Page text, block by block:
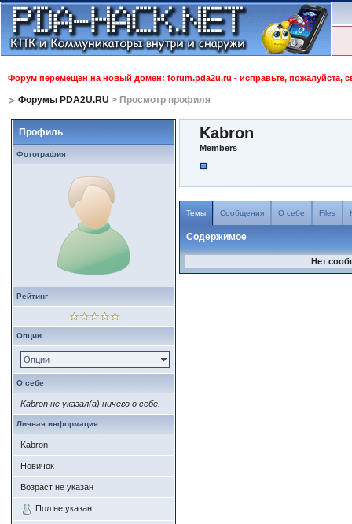
Форум перемещен на новый домен: forum.pda2u.ru - исправьте, пожалуйста,
Форумы PDA2U.RU > Просмотр профиля
Профиль
Фотография
Рейтинг
Опции
Опции
О себе
Kabron не указал(а) ничего о себе.
Личная информация
Kabron
Новичок
Возраст не указан
Пол не указан
Kabron
Members
Темы Сообщения О себе Files
Содержимое
Нет